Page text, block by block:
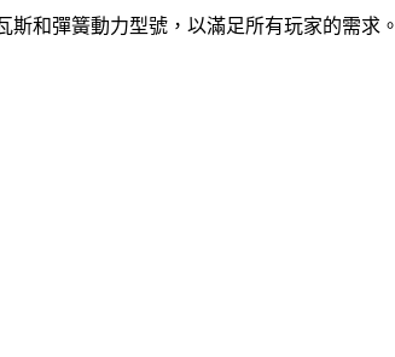
和彈簧動力型號，以滿足所有玩家的需求。